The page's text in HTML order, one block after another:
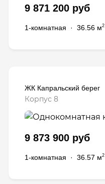
9 871 200 руб
1-комнатная · 36.56 м2
ЖК Капральский берег
Корпус 8
9 873 900 руб
1-комнатная · 36.57 м2